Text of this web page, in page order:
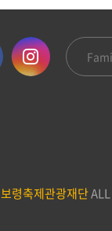
보령축제관광재단